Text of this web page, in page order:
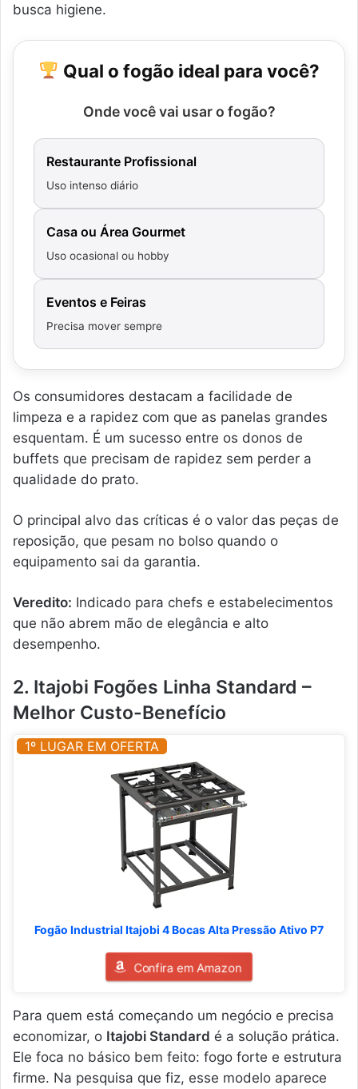
busca higiene.
Qual o fogão ideal para você?
Onde você vai usar o fogão?
Restaurante Profissional
Uso intenso diário
Casa ou Área Gourmet
Uso ocasional ou hobby
Eventos e Feiras
Precisa mover sempre
Os consumidores destacam a facilidade de
limpeza e a rapidez com que as panelas grandes
esquentam. É um sucesso entre os donos de
buffets que precisam de rapidez sem perder a
qualidade do prato.
O principal alvo das críticas é o valor das peças de
reposição, que pesam no bolso quando o
equipamento sai da garantia.
Veredito: Indicado para chefs e estabelecimentos
que não abrem mão de elegância e alto
desempenho.
2. Itajobi Fogões Linha Standard –
Melhor Custo-Benefício
1º LUGAR EM OFERTA
Fogão Industrial Itajobi 4 Bocas Alta Pressão Ativo P7
Confira em Amazon
Para quem está começando um negócio e precisa
economizar, o Itajobi Standard é a solução prática.
Ele foca no básico bem feito: fogo forte e estrutura
firme. Na pesquisa que fiz, esse modelo aparece